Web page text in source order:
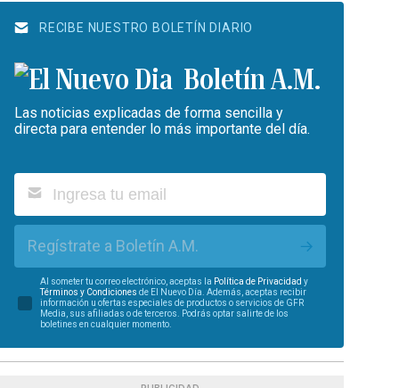
RECIBE NUESTRO BOLETÍN DIARIO
Boletín A.M.
Las noticias explicadas de forma sencilla y
directa para entender lo más importante del día.
Regístrate a Boletín A.M.
Al someter tu correo electrónico, aceptas la Política de Privacidad y
Términos y Condiciones de El Nuevo Día. Además, aceptas recibir
información u ofertas especiales de productos o servicios de GFR
Media, sus afiliadas o de terceros. Podrás optar salirte de los
boletines en cualquier momento.